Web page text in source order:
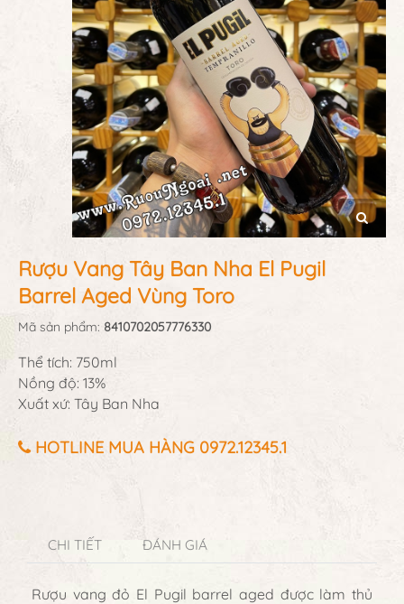
Rượu Vang Tây Ban Nha El Pugil
Barrel Aged Vùng Toro
Mã sản phẩm: 8410702057776330
Thể tích: 750ml
Nồng độ: 13%
Xuất xứ: Tây Ban Nha
HOTLINE MUA HÀNG 0972.12345.1
CHI TIẾT ĐÁNH GIÁ
Rượu vang đỏ El Pugil barrel aged được làm thủ